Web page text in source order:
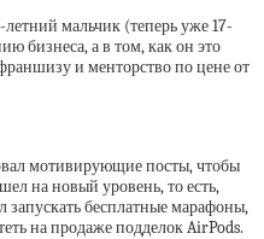
летний мальчик (теперь уже 17-
бизнеса, а в том, как он это
и менторство по цене от
мотивирующие посты, чтобы
на новый уровень, то есть,
бесплатные марафоны,
на продаже подделок AirPods.